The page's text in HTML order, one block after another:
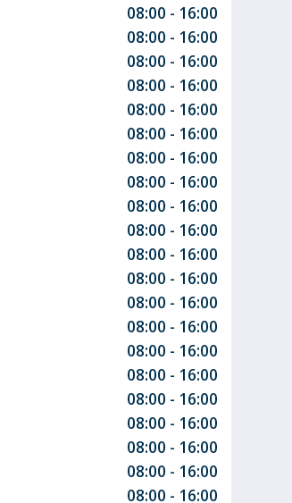
08:00 - 16:00
08:00 - 16:00
08:00 - 16:00
08:00 - 16:00
08:00 - 16:00
08:00 - 16:00
08:00 - 16:00
08:00 - 16:00
08:00 - 16:00
08:00 - 16:00
08:00 - 16:00
08:00 - 16:00
08:00 - 16:00
08:00 - 16:00
08:00 - 16:00
08:00 - 16:00
08:00 - 16:00
08:00 - 16:00
08:00 - 16:00
08:00 - 16:00
08:00 - 16:00